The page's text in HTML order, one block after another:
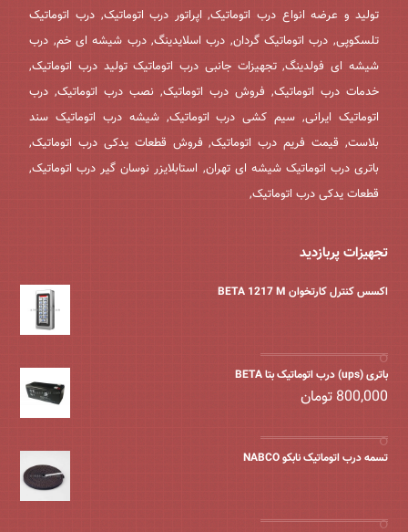
تولید و عرضه انواع درب اتوماتیک, اپراتور درب اتوماتیک, درب اتوماتیک
تلسکوپی, درب اتوماتیک گردان, درب اسلایدینگ, درب شیشه ای خم, درب
شیشه ای فولدینگ, تجهیزات جانبی درب اتوماتیک تولید درب اتوماتیک,
خدمات درب اتوماتیک, فروش درب اتوماتیک, نصب درب اتوماتیک, درب
اتوماتیک ایرانی, سیم کشی درب اتوماتیک, شیشه درب اتوماتیک سند
بلاست, قیمت فریم درب اتوماتیک, فروش قطعات یدکی درب اتوماتیک,
باتری درب اتوماتیک شیشه ای تهران, استابلایزر نوسان گیر درب اتوماتیک,
قطعات یدکی درب اتوماتیک,
تجهیزات پربازدید
اکسس کنترل کارتخوان BETA 1217 M
باتری (ups) درب اتوماتیک بتا BETA
800,000 تومان
تسمه درب اتوماتیک نابکو NABCO